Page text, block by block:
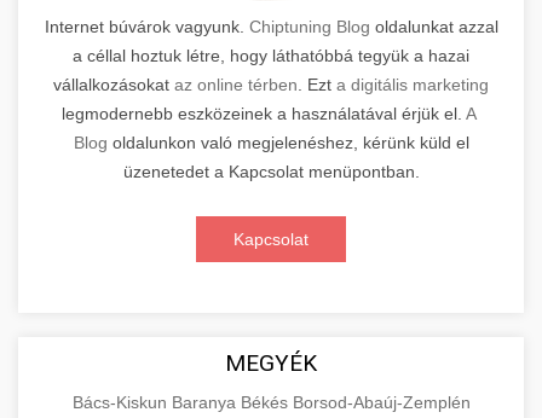
Internet búvárok vagyunk. Chiptuning Blog oldalunkat azzal
a céllal hoztuk létre, hogy láthatóbbá tegyük a hazai
vállalkozásokat az online térben . Ezt a digitális marketing
legmodernebb eszközeinek a használatával érjük el. A
Blog oldalunkon való megjelenéshez, kérünk küld el
üzenetedet a Kapcsolat menüpontban.
Kapcsolat
MEGYÉK
Bács-Kiskun Baranya Békés Borsod-Abaúj-Zemplén